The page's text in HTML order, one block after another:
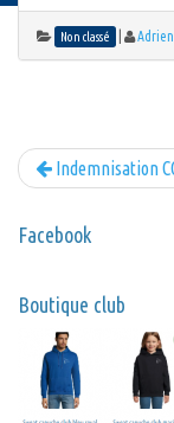
Non classé
Indemnisation
Facebook
Boutique club